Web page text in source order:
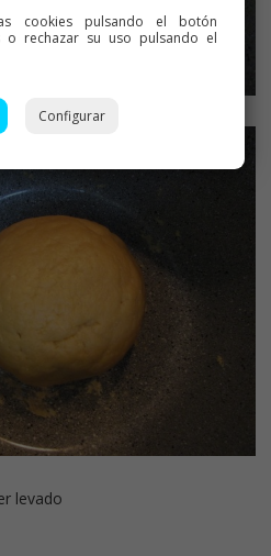
levado
cookies pulsando el botón
o rechazar su uso pulsando el
Configurar